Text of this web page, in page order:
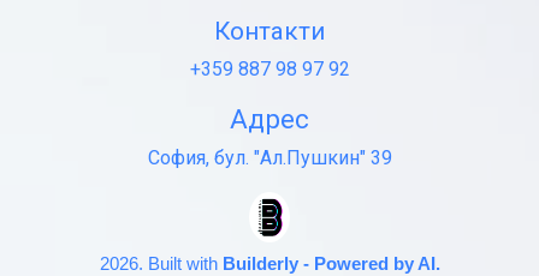
Контакти
+359 887 98 97 92
Адрес
София, бул. "Ал.Пушкин" 39
2026. Built with Builderly - Powered by AI.